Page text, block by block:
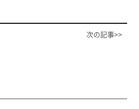
次の記事>>